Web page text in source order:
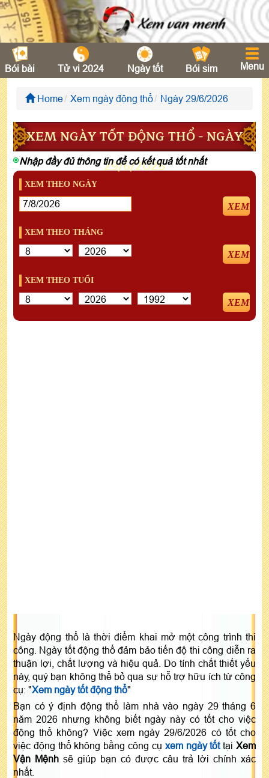
Bói bài Tử vi 2024 Ngày tốt Bói sim Menu
Home Xem ngày động thổ Ngày 29/6/2026
XEM NGÀY TỐT ĐỘNG THỔ - NGÀY
29/6/2026
Nhập đầy đủ thông tin để có kết quả tốt nhất
XEM THEO NGÀY
XEM
XEM THEO THÁNG
XEM
XEM THEO TUỔI
XEM
Ngày động thổ là thời điểm khai mở một công trình thi
công. Ngày tốt động thổ đảm bảo tiến độ thi công diễn ra
thuận lợi, chất lượng và hiệu quả. Do tính chất thiết yếu
này, quý bạn không thể bỏ qua sự hỗ trợ hữu ích từ công
cụ: "Xem ngày tốt động thổ"
Bạn có ý định động thổ làm nhà vào ngày 29 tháng 6
năm 2026 nhưng không biết ngày này có tốt cho việc
động thổ không? Việc xem ngày 29/6/2026 có tốt cho
việc động thổ không bằng công cụ xem ngày tốttạiXem
Vận Mệnh sẽ giúp bạn có được câu trả lời chính xác
nhất.